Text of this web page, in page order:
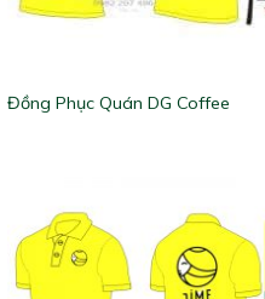
Đồng Phục Quán DG Coffee